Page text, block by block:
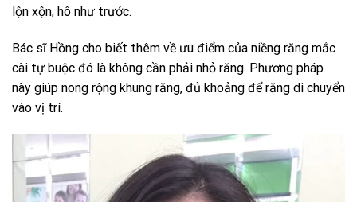
lộn xộn, hô như trước.
Bác sĩ Hồng cho biết thêm về ưu điểm của niềng răng mắc
cài tự buộc đó là không cần phải nhỏ răng. Phương pháp
này giúp nong rộng khung răng, đủ khoảng để răng di chuyển
vào vị trí.